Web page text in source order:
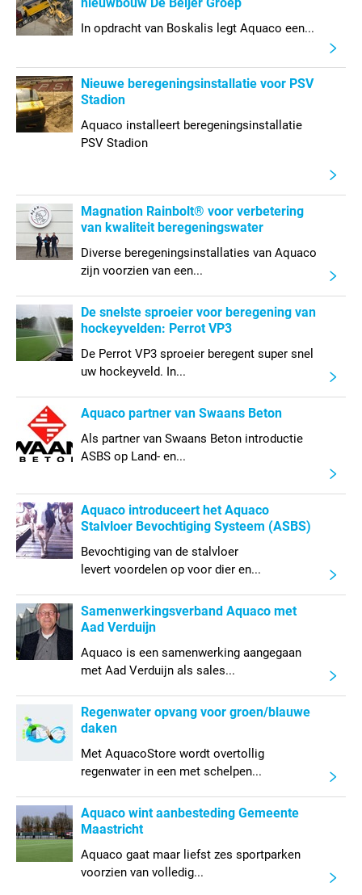
In opdracht van Boskalis legt Aquaco een...
Nieuwe beregeningsinstallatie voor PSV
Stadion
Aquaco installeert beregeningsinstallatie
PSV Stadion
Magnation Rainbolt® voor verbetering
van kwaliteit beregeningswater
Diverse beregeningsinstallaties van Aquaco
zijn voorzien van een...
De snelste sproeier voor beregening van
hockeyvelden: Perrot VP3
De Perrot VP3 sproeier beregent super snel
uw hockeyveld. In...
Aquaco partner van Swaans Beton
Als partner van Swaans Beton introductie
ASBS op Land- en...
Aquaco introduceert het Aquaco
Stalvloer Bevochtiging Systeem (ASBS)
Bevochtiging van de stalvloer
levert voordelen op voor dier en...
Samenwerkingsverband Aquaco met
Aad Verduijn
Aquaco is een samenwerking aangegaan
met Aad Verduijn als sales...
Regenwater opvang voor groen/blauwe
daken
Met AquacoStore wordt overtollig
regenwater in een met schelpen...
Aquaco wint aanbesteding Gemeente
Maastricht
Aquaco gaat maar liefst zes sportparken
voorzien van volledig...